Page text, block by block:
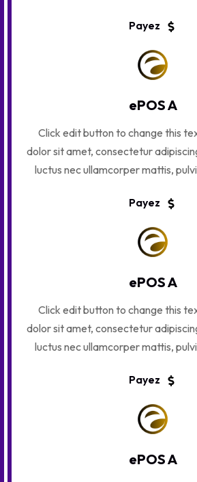
Payez
ePOS A
Click edit button to change this
dolor sit amet, consectetur
luctus nec ullamcorper mattis,
Payez
ePOS A
Click edit button to change this
dolor sit amet, consectetur
luctus nec ullamcorper mattis,
Payez
ePOS A